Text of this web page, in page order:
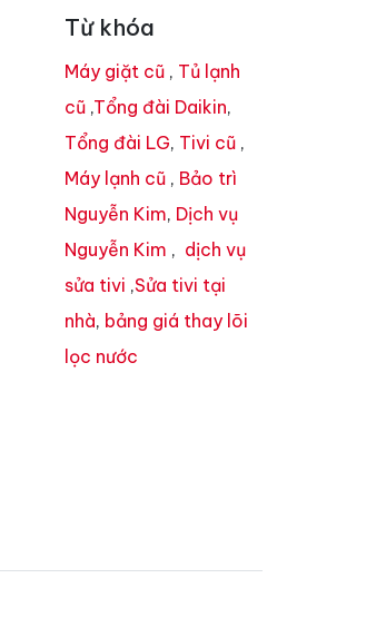
Từ khóa
Máy giặt cũ , Tủ lạnh
cũ ,Tổng đài Daikin,
Tổng đài LG, Tivi cũ ,
Máy lạnh cũ , Bảo trì
Nguyễn Kim, Dịch vụ
Nguyễn Kim , dịch vụ
sửa tivi ,Sửa tivi tại
nhà, bảng giá thay lõi
lọc nước